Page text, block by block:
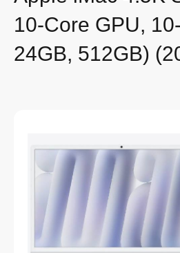
10-Core GPU,
24GB, 512GB)